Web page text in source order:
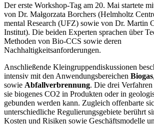
Der erste Workshop-Tag am 20. Mai startete
von Dr. Małgorzata Borchers (Helmholtz
mental Research (UFZ) sowie von Dr. Martin
Institut). Die beiden Experten sprachen über
Methoden von Bio-CCS sowie deren
Nachhaltigkeitsanforderungen.
Anschlie­ßende Klein­grup­pen­dis­kus­sionen
intensiv mit den Anwen­dungs­be­reichen Biogas,
sowie Abfall­ver­brennung. Die drei Verfahren
sie biogenes CO2 in Produkten oder in
gebunden werden kann. Zugleich offen­barte
unter­schied­liche Regulie­rungs­ge­biete berührt
Kosten und Risiken sowie Geschäfts­mo­delle